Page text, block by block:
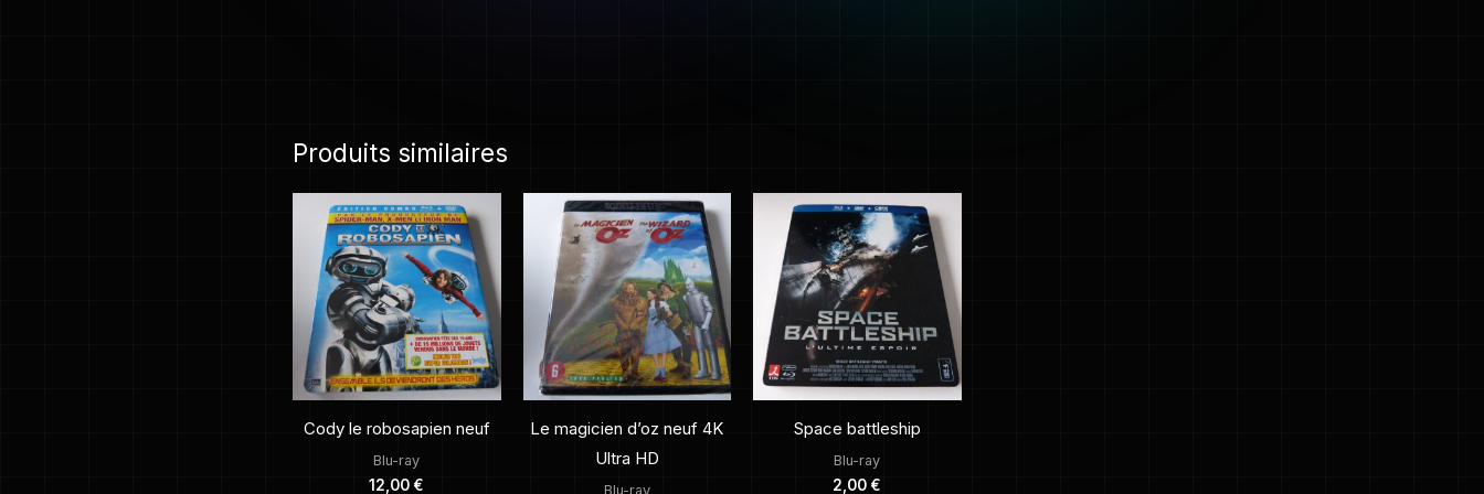
Produits similaires
Cody le robosapien neuf
Blu-ray
12,00 €
Le magicien d’oz neuf 4K
Ultra HD
Blu-ray
Space battleship
Blu-ray
2,00 €